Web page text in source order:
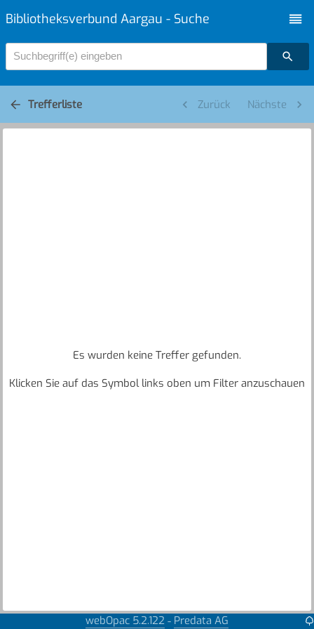
Bibliotheksverbund Aargau - Suche
Suchbegriff(e) eingeben
Trefferliste Zurück Nächste
Es wurden keine Treffer gefunden.
Klicken Sie auf das Symbol links oben um Filter anzuschauen
webOpac 5.2.122 - Predata AG